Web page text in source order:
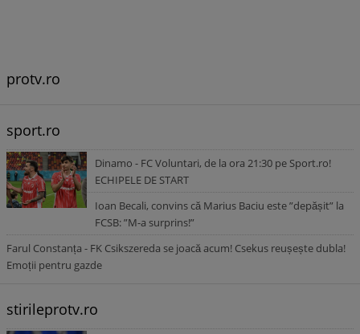
protv.ro
sport.ro
Dinamo - FC Voluntari, de la ora 21:30 pe Sport.ro!
ECHIPELE DE START
Ioan Becali, convins că Marius Baciu este ”depășit” la
FCSB: ”M-a surprins!”
Farul Constanța - FK Csikszereda se joacă acum! Csekus reușește dubla!
Emoții pentru gazde
stirileprotv.ro